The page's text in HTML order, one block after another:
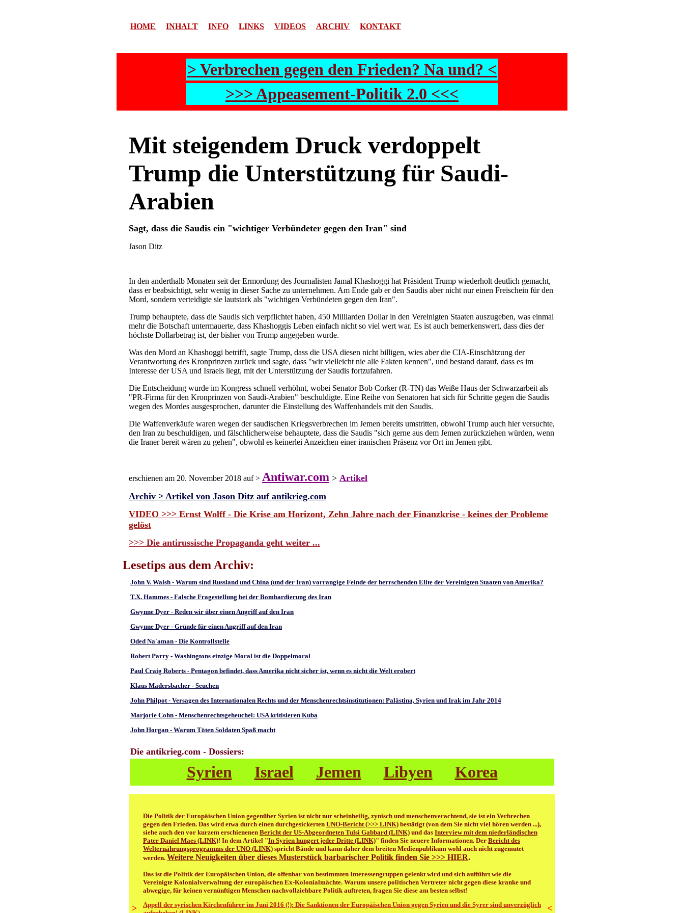
HOME INHALT INFO LINKS VIDEOS ARCHIV KONTAKT
> Verbrechen gegen den Frieden? Na und? <
>>> Appeasement-Politik 2.0 <<<
Mit steigendem Druck verdoppelt
Trump die Unterstützung für Saudi-
Arabien
Sagt, dass die Saudis ein "wichtiger Verbündeter gegen den Iran" sind
Jason Ditz
In den anderthalb Monaten seit der Ermordung des Journalisten Jamal Khashoggi hat Präsident Trump wiederholt deutlich gemacht,
dass er beabsichtigt, sehr wenig in dieser Sache zu unternehmen. Am Ende gab er den Saudis aber nicht nur einen Freischein für den
Mord, sondern verteidigte sie lautstark als "wichtigen Verbündeten gegen den Iran".
Trump behauptete, dass die Saudis sich verpflichtet haben, 450 Milliarden Dollar in den Vereinigten Staaten auszugeben, was einmal
mehr die Botschaft untermauerte, dass Khashoggis Leben einfach nicht so viel wert war. Es ist auch bemerkenswert, dass dies der
höchste Dollarbetrag ist, der bisher von Trump angegeben wurde.
Was den Mord an Khashoggi betrifft, sagte Trump, dass die USA diesen nicht billigen, wies aber die CIA-Einschätzung der
Verantwortung des Kronprinzen zurück und sagte, dass "wir vielleicht nie alle Fakten kennen", und bestand darauf, dass es im
Interesse der USA und Israels liegt, mit der Unterstützung der Saudis fortzufahren.
Die Entscheidung wurde im Kongress schnell verhöhnt, wobei Senator Bob Corker (R-TN) das Weiße Haus der Schwarzarbeit als
"PR-Firma für den Kronprinzen von Saudi-Arabien" beschuldigte. Eine Reihe von Senatoren hat sich für Schritte gegen die Saudis
wegen des Mordes ausgesprochen, darunter die Einstellung des Waffenhandels mit den Saudis.
Die Waffenverkäufe waren wegen der saudischen Kriegsverbrechen im Jemen bereits umstritten, obwohl Trump auch hier versuchte,
den Iran zu beschuldigen, und fälschlicherweise behauptete, dass die Saudis "sich gerne aus dem Jemen zurückziehen würden, wenn
die Iraner bereit wären zu gehen", obwohl es keinerlei Anzeichen einer iranischen Präsenz vor Ort im Jemen gibt.
erschienen am 20. November 2018 auf > Antiwar.com > Artikel
Archiv > Artikel von Jason Ditz auf antikrieg.com
VIDEO >>> Ernst Wolff - Die Krise am Horizont, Zehn Jahre nach der Finanzkrise - keines der Probleme
gelöst
>>> Die antirussische Propaganda geht weiter ...
Lesetips aus dem Archiv:
John V. Walsh - Warum sind Russland und China (und der Iran) vorrangige Feinde der herrschenden Elite der Vereinigten Staaten von Amerika?
T.X. Hammes - Falsche Fragestellung bei der Bombardierung des Iran
Gwynne Dyer - Reden wir über einen Angriff auf den Iran
Gwynne Dyer - Gründe für einen Angriff auf den Iran
Oded Na'aman - Die Kontrollstelle
Robert Parry - Washingtons einzige Moral ist die Doppelmoral
Paul Craig Roberts - Pentagon befindet, dass Amerika nicht sicher ist, wenn es nicht die Welt erobert
Klaus Madersbacher - Seuchen
John Philpot - Versagen des Internationalen Rechts und der Menschenrechtsinstitutionen: Palästina, Syrien und Irak im Jahr 2014
Marjorie Cohn - Menschenrechtsgeheuchel: USA kritisieren Kuba
John Horgan - Warum Töten Soldaten Spaß macht
Die antikrieg.com - Dossiers:
Syrien Israel Jemen Libyen Korea
Die Politik der Europäischen Union gegenüber Syrien ist nicht nur scheinheilig, zynisch und menschenverachtend, sie ist ein Verbrechen
gegen den Frieden. Das wird etwa durch einen durchgesickerten UNO-Bericht (>>> LINK) bestätigt (von dem Sie nicht viel hören werden ...),
siehe auch den vor kurzem erschienenen Bericht der US-Abgeordneten Tulsi Gabbard (LINK) und das Interview mit dem niederländischen
Pater Daniel Maes (LINK)! In dem Artikel "In Syrien hungert jeder Dritte (LINK)" finden Sie neuere Informationen. Der Bericht des
Welternährungsprogramms der UNO (LINK) spricht Bände und kann daher dem breiten Medienpublikum wohl auch nicht zugemutet
werden. Weitere Neuigkeiten über dieses Musterstück barbarischer Politik finden Sie >>> HIER.
Das ist die Politik der Europäischen Union, die offenbar von bestimmten Interessengruppen gelenkt wird und sich aufführt wie die
Vereinigte Kolonialverwaltung der europäischen Ex-Kolonialmächte. Warum unsere politischen Vertreter nicht gegen diese kranke und
abwegige, für keinen vernünftigen Menschen nachvollziehbare Politik auftreten, fragen Sie diese am besten selbst!
>
Appell der syrischen Kirchenführer im Juni 2016 (!): Die Sanktionen der Europäischen Union gegen Syrien und die Syrer sind unverzüglich
<